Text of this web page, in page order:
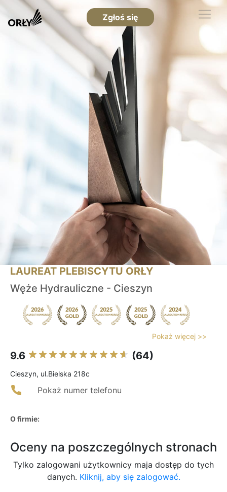
Zgłoś się
LAUREAT PLEBISCYTU ORŁY
Węże Hydrauliczne - Cieszyn
Pokaż więcej >>
9.6 (64)
Cieszyn, ul.Bielska 218c
Pokaż numer telefonu
O firmie:
Oceny na poszczególnych stronach
Tylko zalogowani użytkownicy maja dostęp do tych
danych. Kliknij, aby się zalogować.